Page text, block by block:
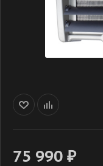
75 990 ₽